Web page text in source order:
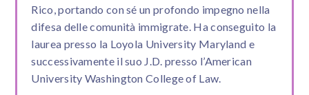
Rico, portando con sé un profondo impegno nella
difesa delle comunità immigrate. Ha conseguito la
laurea presso la Loyola University Maryland e
successivamente il suo J.D. presso l’American
University Washington College of Law.